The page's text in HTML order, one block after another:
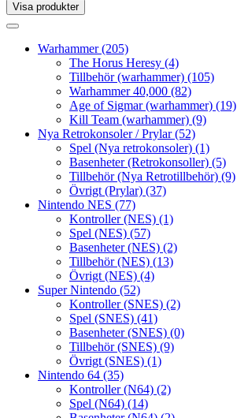
Visa produkter
Toggle
Toggle
navigationWarhammer(205)
The Horus Heresy (4)
Tillbehör (warhammer) (105)
Warhammer 40,000 (82)
Age of Sigmar (warhammer) (19)
Kill Team (warhammer) (9)
Nya Retrokonsoler / Prylar(52)
Spel (Nya retrokonsoler) (1)
Basenheter (Retrokonsoller) (5)
Tillbehör (Nya Retrotillbehör) (9)
Övrigt (Prylar) (37)
Nintendo NES (77)
Kontroller (NES) (1)
Spel (NES) (57)
Basenheter (NES) (2)
Tillbehör (NES) (13)
Övrigt (NES) (4)
Super Nintendo (52)
Kontroller (SNES) (2)
Spel (SNES) (41)
Basenheter (SNES) (0)
Tillbehör (SNES) (9)
Övrigt (SNES) (1)
Nintendo 64 (35)
Kontroller (N64) (2)
Spel (N64) (14)